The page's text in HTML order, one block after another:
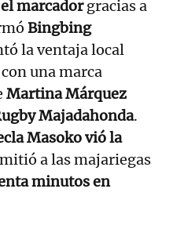
marcadorgracias a
Bingbing
la ventaja local
una marca
Martina Márquez
Majadahonda.
Masoko vió la
a las majariegas
minutos en